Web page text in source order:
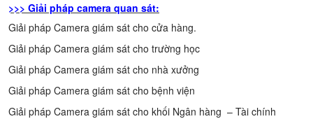
>>> Giải pháp camera quan sát:
Giải pháp Camera giám sát cho cửa hàng.
Giải pháp Camera giám sát cho trường học
Giải pháp Camera giám sát cho nhà xưởng
Giải pháp Camera giám sát cho bệnh viện
Giải pháp Camera giám sát cho khối Ngân hàng – Tài chính